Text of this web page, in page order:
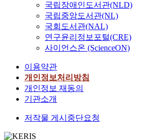
국립장애인도서관(NLD)
국립중앙도서관(NL)
국회도서관(NAL)
연구윤리정보포털(CRE)
사이언스온 (ScienceON)
이용약관
개인정보처리방침
개인정보 재동의
기관소개
저작물 게시중단요청